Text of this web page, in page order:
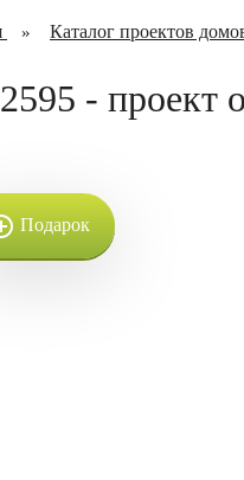
Каталог проектов
- проект
Подарок